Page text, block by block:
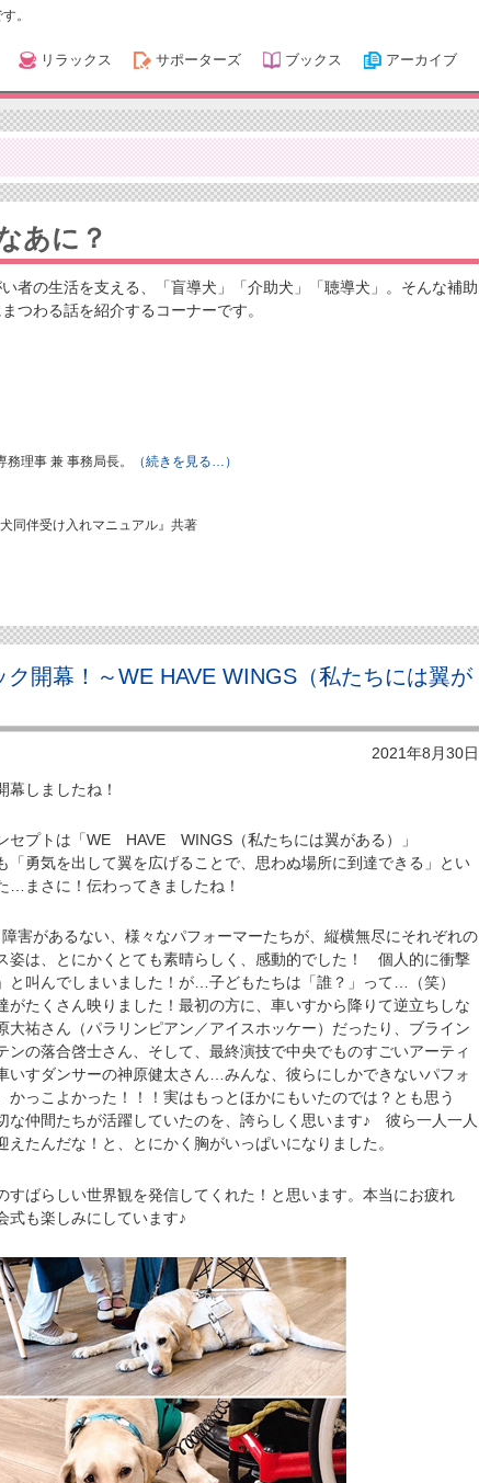
。
リラックス サポーターズ ブックス アーカイブ
あに？
者の生活を支える、「盲導犬」「介助犬」「聴導犬」。そんな補助
つわる話を紹介するコーナーです。
理事 兼 事務局長。 （続きを見る…）
同伴受け入れマニュアル』共著
開幕！～WE HAVE WINGS（私たちには翼が
2021年8月30日
しましたね！
セプトは「WE HAVE WINGS（私たちには翼がある）」
勇気を出して翼を広げることで、思わぬ場所に到達できる」とい
…まさに！伝わってきましたね！
があるない、様々なパフォーマーたちが、縦横無尽にそれぞれの
姿は、とにかくとても素晴らしく、感動的でした！ 個人的に衝撃
と叫んでしまいました！が…子どもたちは「誰？」って…（笑）
たくさん映りました！最初の方に、車いすから降りて逆立ちしな
大祐さん（パラリンピアン／アイスホッケー）だったり、ブライン
ンの落合啓士さん、そして、最終演技で中央でものすごいアーティ
いすダンサーの神原健太さん…みんな、彼らにしかできないパフォ
かっこよかった！！！実はもっとほかにもいたのでは？とも思う
な仲間たちが活躍していたのを、誇らしく思います♪ 彼ら一人一人
たんだな！と、とにかく胸がいっぱいになりました。
ばらしい世界観を発信してくれた！と思います。本当にお疲れ
式も楽しみにしています♪